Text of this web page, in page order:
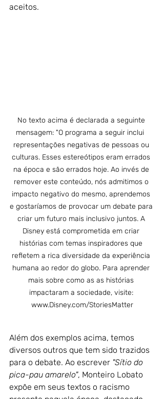
aceitos.
No texto acima é declarada a seguinte
mensagem: "O programa a seguir inclui
representações negativas de pessoas ou
culturas. Esses estereótipos eram errados
na época e são errados hoje. Ao invés de
remover este conteúdo, nós admitimos o
impacto negativo do mesmo, aprendemos
e gostaríamos de provocar um debate para
criar um futuro mais inclusivo juntos. A
Disney está comprometida em criar
histórias com temas inspiradores que
refletem a rica diversidade da experiência
humana ao redor do globo. Para aprender
mais sobre como as as histórias
impactaram a sociedade, visite:
www.Disney.com/StoriesMatter
Além dos exemplos acima, temos
diversos outros que tem sido trazidos
para o debate. Ao escrever "Sítio do
pica-pau amarelo", Monteiro Lobato
expõe em seus textos o racismo